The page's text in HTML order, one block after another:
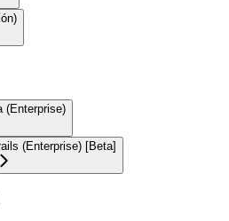
(Enterprise)
(Enterprise) [Beta]